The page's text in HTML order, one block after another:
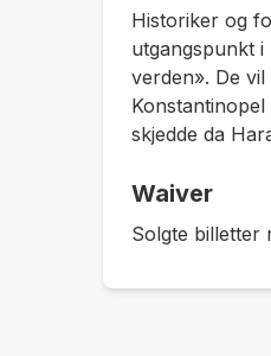
Historiker og
utgangspunkt
verden». De
skjedde da
Waiver
Solgte billetter